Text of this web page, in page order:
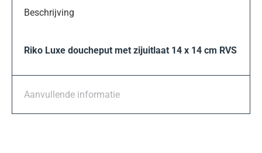
Beschrijving
Riko Luxe doucheput met zijuitlaat 14 x 14 cm RVS
Aanvullende informatie